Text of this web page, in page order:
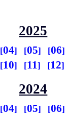
2025
04 05
06
10 11 12
2024
04 05
06